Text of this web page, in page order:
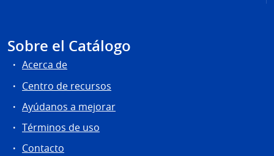
Sobre el Catálogo
Acerca de
Centro de recursos
Ayúdanos a mejorar
Términos de uso
Contacto